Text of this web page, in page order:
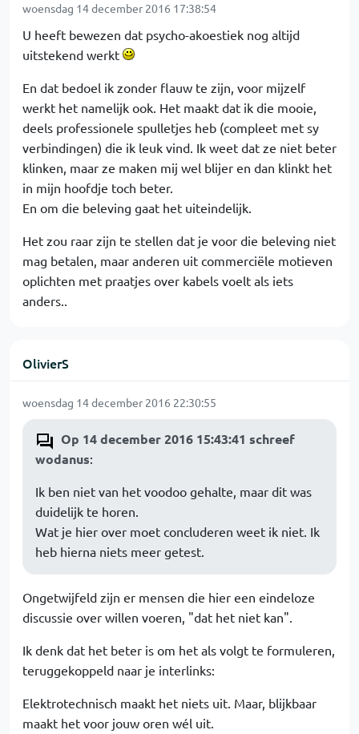
woensdag 14 december 2016 17:38:54
U heeft bewezen dat psycho-akoestiek nog altijd
uitstekend werkt
En dat bedoel ik zonder flauw te zijn, voor mijzelf
werkt het namelijk ook. Het maakt dat ik die mooie,
deels professionele spulletjes heb (compleet met sy
verbindingen) die ik leuk vind. Ik weet dat ze niet beter
klinken, maar ze maken mij wel blijer en dan klinkt het
in mijn hoofdje toch beter.
En om die beleving gaat het uiteindelijk.
Het zou raar zijn te stellen dat je voor die beleving niet
mag betalen, maar anderen uit commerciële motieven
oplichten met praatjes over kabels voelt als iets
anders..
OlivierS
woensdag 14 december 2016 22:30:55
Op 14 december 2016 15:43:41 schreef
wodanus:
Ik ben niet van het voodoo gehalte, maar dit was
duidelijk te horen.
Wat je hier over moet concluderen weet ik niet. Ik
heb hierna niets meer getest.
Ongetwijfeld zijn er mensen die hier een eindeloze
discussie over willen voeren, "dat het niet kan".
Ik denk dat het beter is om het als volgt te formuleren,
teruggekoppeld naar je interlinks:
Elektrotechnisch maakt het niets uit. Maar, blijkbaar
maakt het voor jouw oren wél uit.